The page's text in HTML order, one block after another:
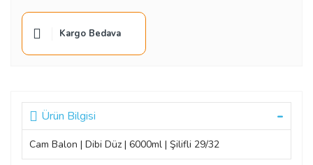
Kargo Bedava
Ürün Bilgisi
Cam Balon | Dibi Düz | 6000ml | Şilifli 29/32